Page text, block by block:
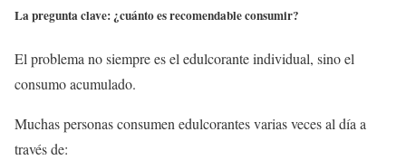
La pregunta clave: ¿cuánto es recomendable consumir?
El problema no siempre es el edulcorante individual, sino el
consumo acumulado.
Muchas personas consumen edulcorantes varias veces al día a
través de: